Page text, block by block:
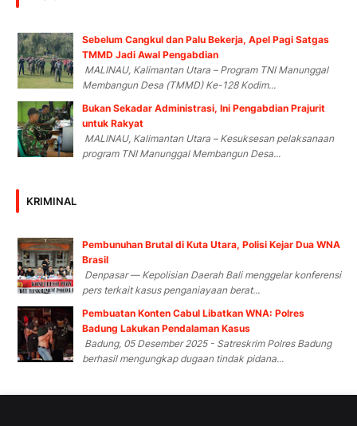
Sebelum Cangkul dan Palu Bekerja, Apel Pagi Satgas
TMMD Jadi Awal Pengabdian
MALINAU, Kalimantan Utara – Program TNI Manunggal
Membangun Desa (TMMD) Ke-128 Kodim...
Bukan Sekadar Administrasi, Ini Pengabdian Prajurit
untuk Rakyat
MALINAU, Kalimantan Utara – Kesuksesan pelaksanaan
program TNI Manunggal Membangun Desa...
KRIMINAL
Pembunuhan Brutal di Kuta Utara, Polisi Kejar Dua WNA
Brasil
Denpasar — Kepolisian Daerah Bali menggelar konferensi
pers terkait kasus penganiayaan berat...
Pembuatan Konten Cabul Libatkan WNA: Polres
Badung Lakukan Pendalaman Kasus
Badung, 05 Desember 2025 - Satreskrim Polres Badung
berhasil mengungkap dugaan tindak pidana...